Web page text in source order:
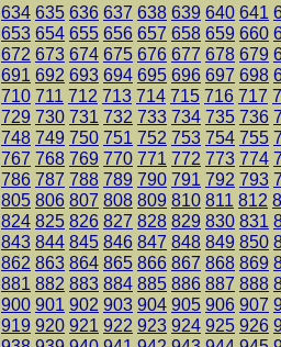
634 635 636 637 638 639 640 641
653 654 655 656 657 658 659 660
672 673 674 675 676 677 678 679
691 692 693 694 695 696 697 698
710 711 712 713 714 715 716 717
729 730 731 732 733 734 735 736
748 749 750 751 752 753 754 755
767 768 769 770 771 772 773 774
786 787 788 789 790 791 792 793
805 806 807 808 809 810 811 812
824 825 826 827 828 829 830 831
843 844 845 846 847 848 849 850
862 863 864 865 866 867 868 869
881 882 883 884 885 886 887 888
900 901 902 903 904 905 906 907
919 920 921 922 923 924 925 926